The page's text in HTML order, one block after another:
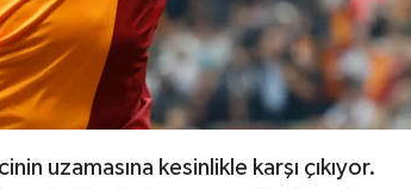
uzamasına kesinlikle karşı çıkıyor.